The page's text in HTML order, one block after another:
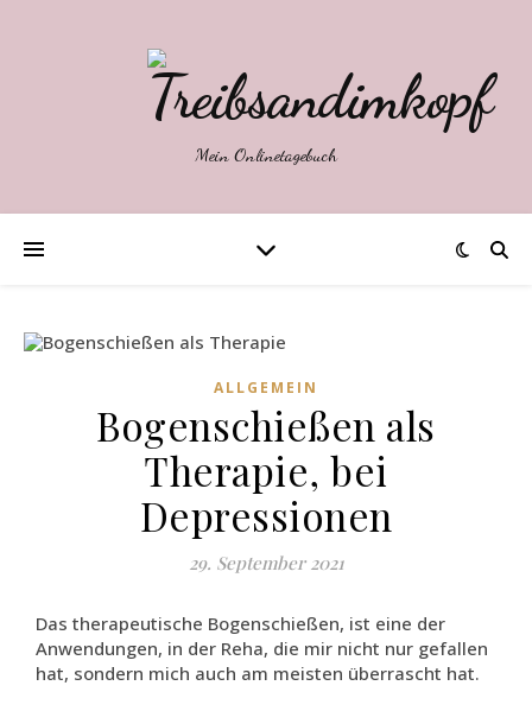
Mein Onlinetagebuch
ALLGEMEIN
Bogenschießen als
Therapie, bei
Depressionen
29. September 2021
Das therapeutische Bogenschießen, ist eine der
Anwendungen, in der Reha, die mir nicht nur gefallen
hat, sondern mich auch am meisten überrascht hat.